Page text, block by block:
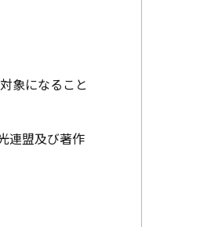
象になること
連盟及び著作